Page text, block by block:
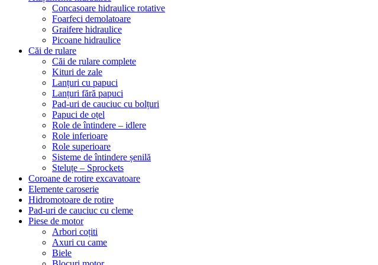
Concasoare hidraulice rotative
Foarfeci demolatoare
Graifere hidraulice
Picoane hidraulice
Căi de rulare
Căi de rulare complete
Kituri de zale
Lanțuri cu papuci
Lanțuri fără papuci
Pad-uri de cauciuc cu bolțuri
Papuci de oțel
Role de întindere – idlere
Role inferioare
Role superioare
Sisteme de întindere șenilă
Steluțe – Sprockets
Coroane de rotire excavatoare
Elemente caroserie
Hidromotoare de rotire
Pad-uri de cauciuc cu cleme
Piese de motor
Arbori coțiti
Axuri cu came
Biele